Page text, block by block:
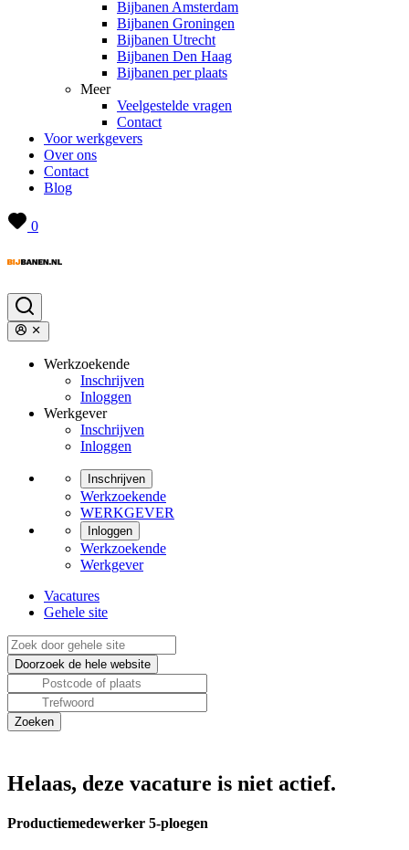
Bijbanen Amsterdam
Bijbanen Groningen
Bijbanen Utrecht
Bijbanen Den Haag
Bijbanen per plaats
Meer
Veelgestelde vragen
Contact
Voor werkgevers
Over ons
Contact
Blog
0
Werkzoekende
Inschrijven
Inloggen
Werkgever
Inschrijven
Inloggen
Inschrijven
Werkzoekende
WERKGEVER
Inloggen
Werkzoekende
Werkgever
Vacatures
Gehele site
Helaas, deze vacature is niet actief.
Productiemedewerker 5-ploegen